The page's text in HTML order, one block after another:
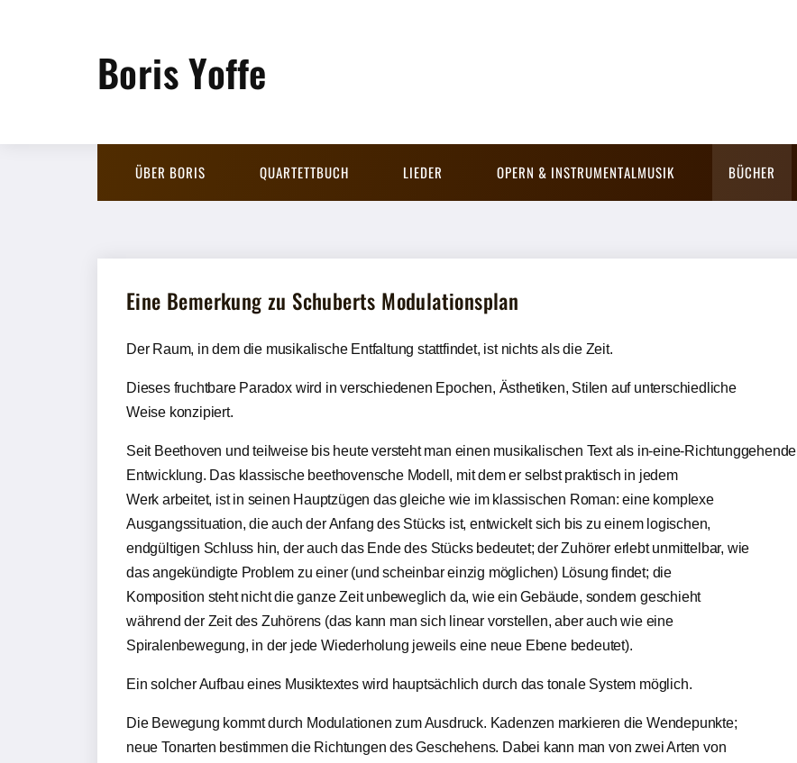
Boris Yoffe
ÜBER BORIS QUARTETTBUCH LIEDER OPERN & INSTRUMENTALMUSIK BÜCHER
Eine Bemerkung zu Schuberts Modulationsplan
Der Raum, in dem die musikalische Entfaltung stattfindet, ist nichts als die Zeit.
Dieses fruchtbare Paradox wird in verschiedenen Epochen, Ästhetiken, Stilen auf unterschiedliche
Weise konzipiert.
Seit Beethoven und teilweise bis heute versteht man einen musikalischen Text als in-eine-Richtunggehende
Entwicklung. Das klassische beethovensche Modell, mit dem er selbst praktisch in jedem
Werk arbeitet, ist in seinen Hauptzügen das gleiche wie im klassischen Roman: eine komplexe
Ausgangssituation, die auch der Anfang des Stücks ist, entwickelt sich bis zu einem logischen,
endgültigen Schluss hin, der auch das Ende des Stücks bedeutet; der Zuhörer erlebt unmittelbar, wie
das angekündigte Problem zu einer (und scheinbar einzig möglichen) Lösung findet; die
Komposition steht nicht die ganze Zeit unbeweglich da, wie ein Gebäude, sondern geschieht
während der Zeit des Zuhörens (das kann man sich linear vorstellen, aber auch wie eine
Spiralenbewegung, in der jede Wiederholung jeweils eine neue Ebene bedeutet).
Ein solcher Aufbau eines Musiktextes wird hauptsächlich durch das tonale System möglich.
Die Bewegung kommt durch Modulationen zum Ausdruck. Kadenzen markieren die Wendepunkte;
neue Tonarten bestimmen die Richtungen des Geschehens. Dabei kann man von zwei Arten von